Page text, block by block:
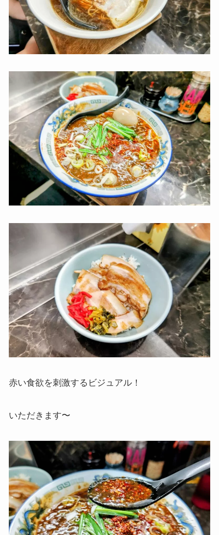
赤い食欲を刺激するビジュアル！
いただきます〜